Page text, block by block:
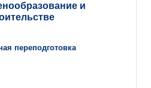
и
переподготовка